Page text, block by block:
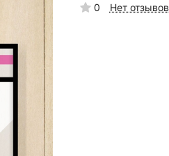
0 Нет отзывов